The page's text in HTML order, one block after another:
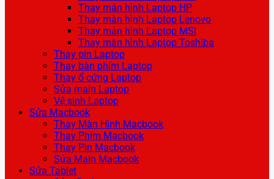
Thay màn hình Laptop HP
Thay màn hình Laptop Lenovo
Thay màn hình Laptop MSI
Thay màn hình Laptop Toshiba
Thay pin Laptop
Thay bàn phím Laptop
Thay ổ cứng Laptop
Sửa main Laptop
Vệ sinh Laptop
Sửa Macbook
Thay Màn Hình Macbook
Thay Phím Macbook
Thay Pin Macbook
Sửa Main Macbook
Sửa Tablet